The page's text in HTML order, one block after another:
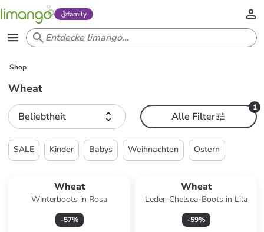
family
Shop
Wheat
Beliebtheit
1
Alle Filter
SALE Kinder Babys Weihnachten Ostern
Wheat
Winterboots in Rosa
-57%
Wheat
Leder-Chelsea-Boots in Lila
-59%